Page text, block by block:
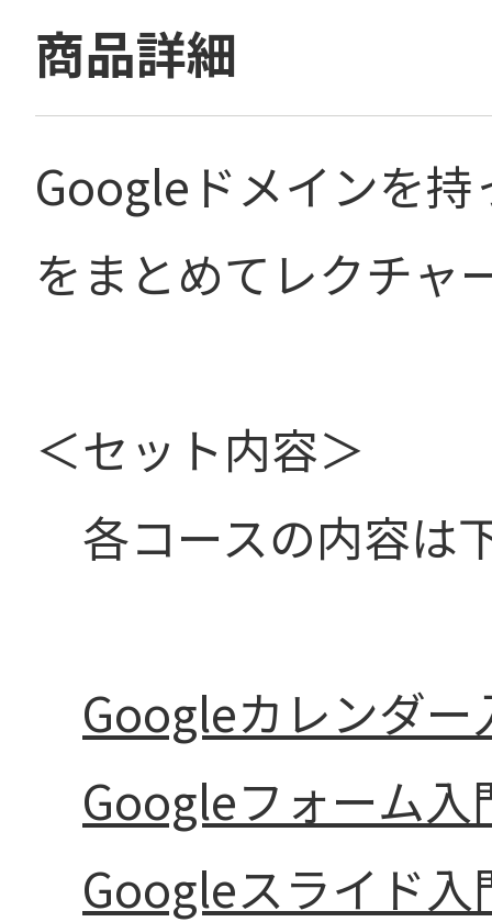
商品詳細
Googleドメインを
をまとめてレクチャ
＜セット内容＞
各コースの内容は
Googleカレンダー
Googleフォーム入
Googleスライド入